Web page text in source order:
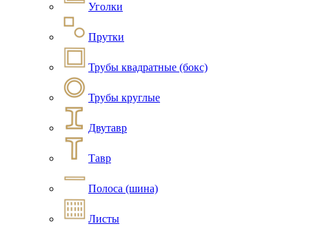
Уголки
Прутки
Трубы квадратные (бокс)
Трубы круглые
Двутавр
Тавр
Полоса (шина)
Листы